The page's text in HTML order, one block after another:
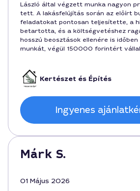
László által végzett munka nagyon
tett. A lakásfelújítás során az előírt
feladatokat pontosan teljesítette, a
betartotta, és a költségvetéshez
hosszú beosztások ellenére is
munkát, végül 150000 forintért
helyébe, és a városban is kiváló a
Kertészet és Építés
Ingyenes
Márk S.
01 Május 2026